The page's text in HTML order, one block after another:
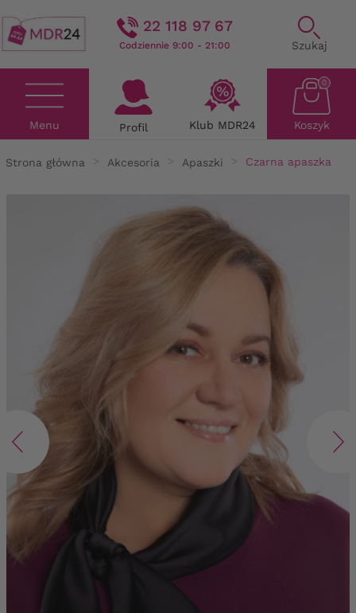
22 118 97 67
Codziennie 9:00 - 21:00 Szukaj
Menu Profil Klub MDR24 Koszyk
0
Strona główna Akcesoria Apaszki Czarna apaszka